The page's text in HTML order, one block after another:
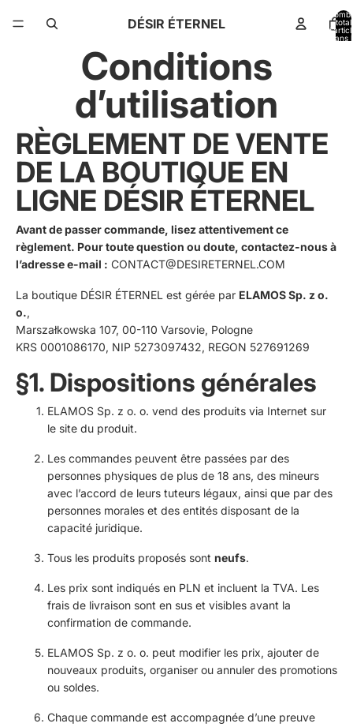
DÉSIR ÉTERNEL
total
dans
Conditions
d’utilisation
RÈGLEMENT DE VENTE
DE LA BOUTIQUE EN
LIGNE DÉSIR ÉTERNEL
Avant de passer commande, lisez attentivement ce
règlement. Pour toute question ou doute, contactez-nous à
l’adresse e-mail : CONTACT@DESIRETERNEL.COM
La boutique DÉSIR ÉTERNEL est gérée par ELAMOS Sp. z o.
o.,
Marszałkowska 107, 00-110 Varsovie, Pologne
KRS 0001086170, NIP 5273097432, REGON 527691269
§1. Dispositions générales
ELAMOS Sp. z o. o. vend des produits via Internet sur
le site du produit.
Les commandes peuvent être passées par des
personnes physiques de plus de 18 ans, des mineurs
avec l’accord de leurs tuteurs légaux, ainsi que par des
personnes morales et des entités disposant de la
capacité juridique.
Tous les produits proposés sont neufs.
Les prix sont indiqués en PLN et incluent la TVA. Les
frais de livraison sont en sus et visibles avant la
confirmation de commande.
ELAMOS Sp. z o. o. peut modifier les prix, ajouter de
nouveaux produits, organiser ou annuler des promotions
ou soldes.
Chaque commande est accompagnée d’une preuve